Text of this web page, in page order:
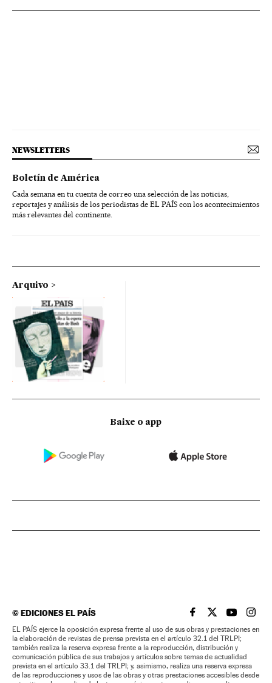
NEWSLETTERS
Boletín de América
Cada semana en tu cuenta de correo una selección de las noticias,
reportajes y análisis de los periodistas de EL PAÍS con los acontecimientos
más relevantes del continente.
Arquivo
Baixe o app
©EDICIONES EL PAÍS EL PAÍS BRASIL EN
EL PAÍSEL PAÍS
EL
EL PAÍS ejerce la oposición expresa frente al uso de sus obras y prestaciones en
la elaboración de revistas de prensa prevista en el artículo 32.1 del TRLPI;
también realiza la reserva expresa frente a la reproducción, distribución y
comunicación pública de sus trabajos y artículos sobre temas de actualidad
prevista en el artículo 33.1 del TRLPI; y, asimismo, realiza una reserva expresa
de las reproducciones y usos de las obras y otras prestaciones accesibles desde